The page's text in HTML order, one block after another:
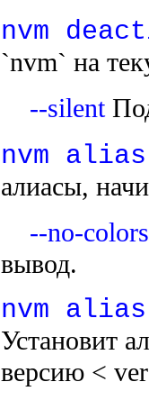
nvm
`nvm` на
--silent
nvm
алиасы,
--no-colors
вывод.
nvm
Установит
версию <